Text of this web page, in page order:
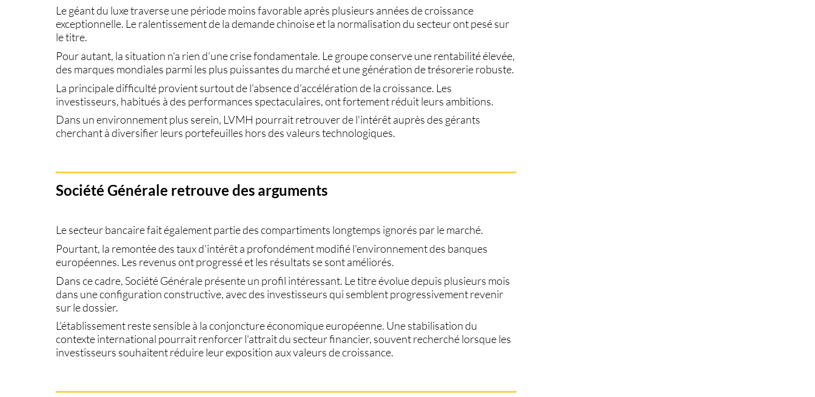
Le géant du luxe traverse une période moins favorable après plusieurs années de croissance
exceptionnelle. Le ralentissement de la demande chinoise et la normalisation du secteur ont pesé sur
le titre.
Pour autant, la situation n'a rien d'une crise fondamentale. Le groupe conserve une rentabilité élevée,
des marques mondiales parmi les plus puissantes du marché et une génération de trésorerie robuste.
La principale difficulté provient surtout de l'absence d'accélération de la croissance. Les
investisseurs, habitués à des performances spectaculaires, ont fortement réduit leurs ambitions.
Dans un environnement plus serein, LVMH pourrait retrouver de l'intérêt auprès des gérants
cherchant à diversifier leurs portefeuilles hors des valeurs technologiques.
Société Générale retrouve des arguments
Le secteur bancaire fait également partie des compartiments longtemps ignorés par le marché.
Pourtant, la remontée des taux d'intérêt a profondément modifié l'environnement des banques
européennes. Les revenus ont progressé et les résultats se sont améliorés.
Dans ce cadre, Société Généraleprésente un profil intéressant. Le titre évolue depuis plusieurs mois
dans une configuration constructive, avec des investisseurs qui semblent progressivement revenir
sur le dossier.
L'établissement reste sensible à la conjoncture économique européenne. Une stabilisation du
contexte international pourrait renforcer l'attrait du secteur financier, souvent recherché lorsque les
investisseurs souhaitent réduire leur exposition aux valeurs de croissance.